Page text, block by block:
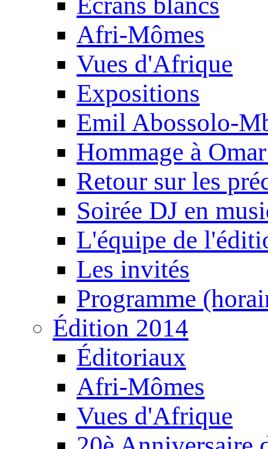
Afri-Mômes
Vues d'Afrique
Expositions
Emil Abossolo-
Hommage à
Retour sur les
Soirée DJ en
L'équipe de
Les invités
Programme
Édition 2014
Éditoriaux
Afri-Mômes
Vues d'Afrique